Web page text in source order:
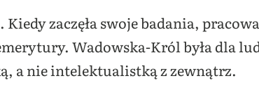
zaczęła swoje badania,
Wadowska-Król była dla
a nie intelektualistką z zewnątrz.